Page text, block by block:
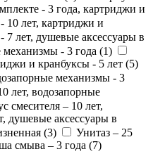
- 3 года, картриджи и
10 лет, картриджи и
7 лет, душевые аксессуары в
механизмы - 3 года (1)
и кранбуксы - 5 лет (5)
механизмы - 3
лет, водозапорные
смесителя – 10 лет,
душевые аксессуары в
(3)
Унитаз – 25
смыва – 3 года (7)